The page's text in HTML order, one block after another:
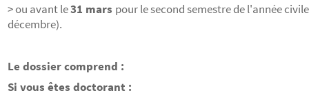
> ou avant le31 mars pour le second semestre de l'année
décembre).
Le dossier comprend :
Si vous êtes doctorant :